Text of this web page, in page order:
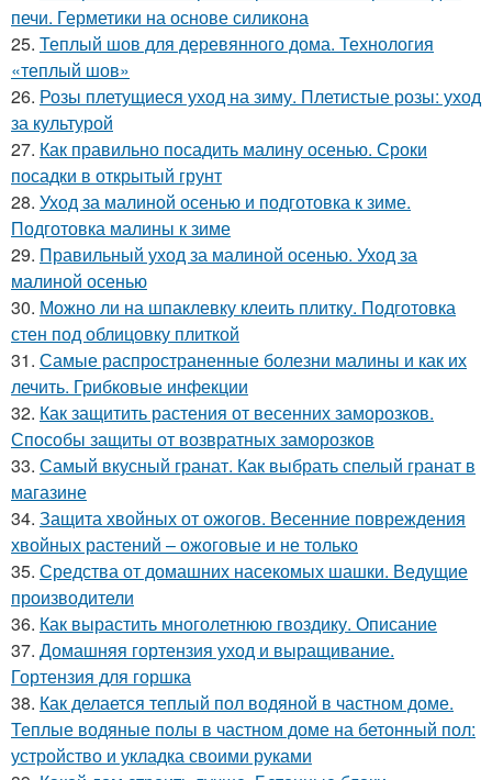
печи. Герметики на основе силикона
25. Теплый шов для деревянного дома. Технология
«теплый шов»
26. Розы плетущиеся уход на зиму. Плетистые розы: уход
за культурой
27. Как правильно посадить малину осенью. Сроки
посадки в открытый грунт
28. Уход за малиной осенью и подготовка к зиме.
Подготовка малины к зиме
29. Правильный уход за малиной осенью. Уход за
малиной осенью
30. Можно ли на шпаклевку клеить плитку. Подготовка
стен под облицовку плиткой
31. Самые распространенные болезни малины и как их
лечить. Грибковые инфекции
32. Как защитить растения от весенних заморозков.
Способы защиты от возвратных заморозков
33. Самый вкусный гранат. Как выбрать спелый гранат в
магазине
34. Защита хвойных от ожогов. Весенние повреждения
хвойных растений – ожоговые и не только
35. Средства от домашних насекомых шашки. Ведущие
производители
36. Как вырастить многолетнюю гвоздику. Описание
37. Домашняя гортензия уход и выращивание.
Гортензия для горшка
38. Как делается теплый пол водяной в частном доме.
Теплые водяные полы в частном доме на бетонный пол:
устройство и укладка своими руками